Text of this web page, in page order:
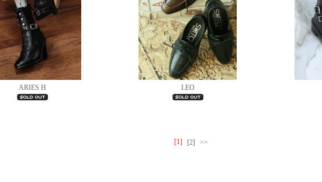
ARIES H LEO
[1] [2] >>